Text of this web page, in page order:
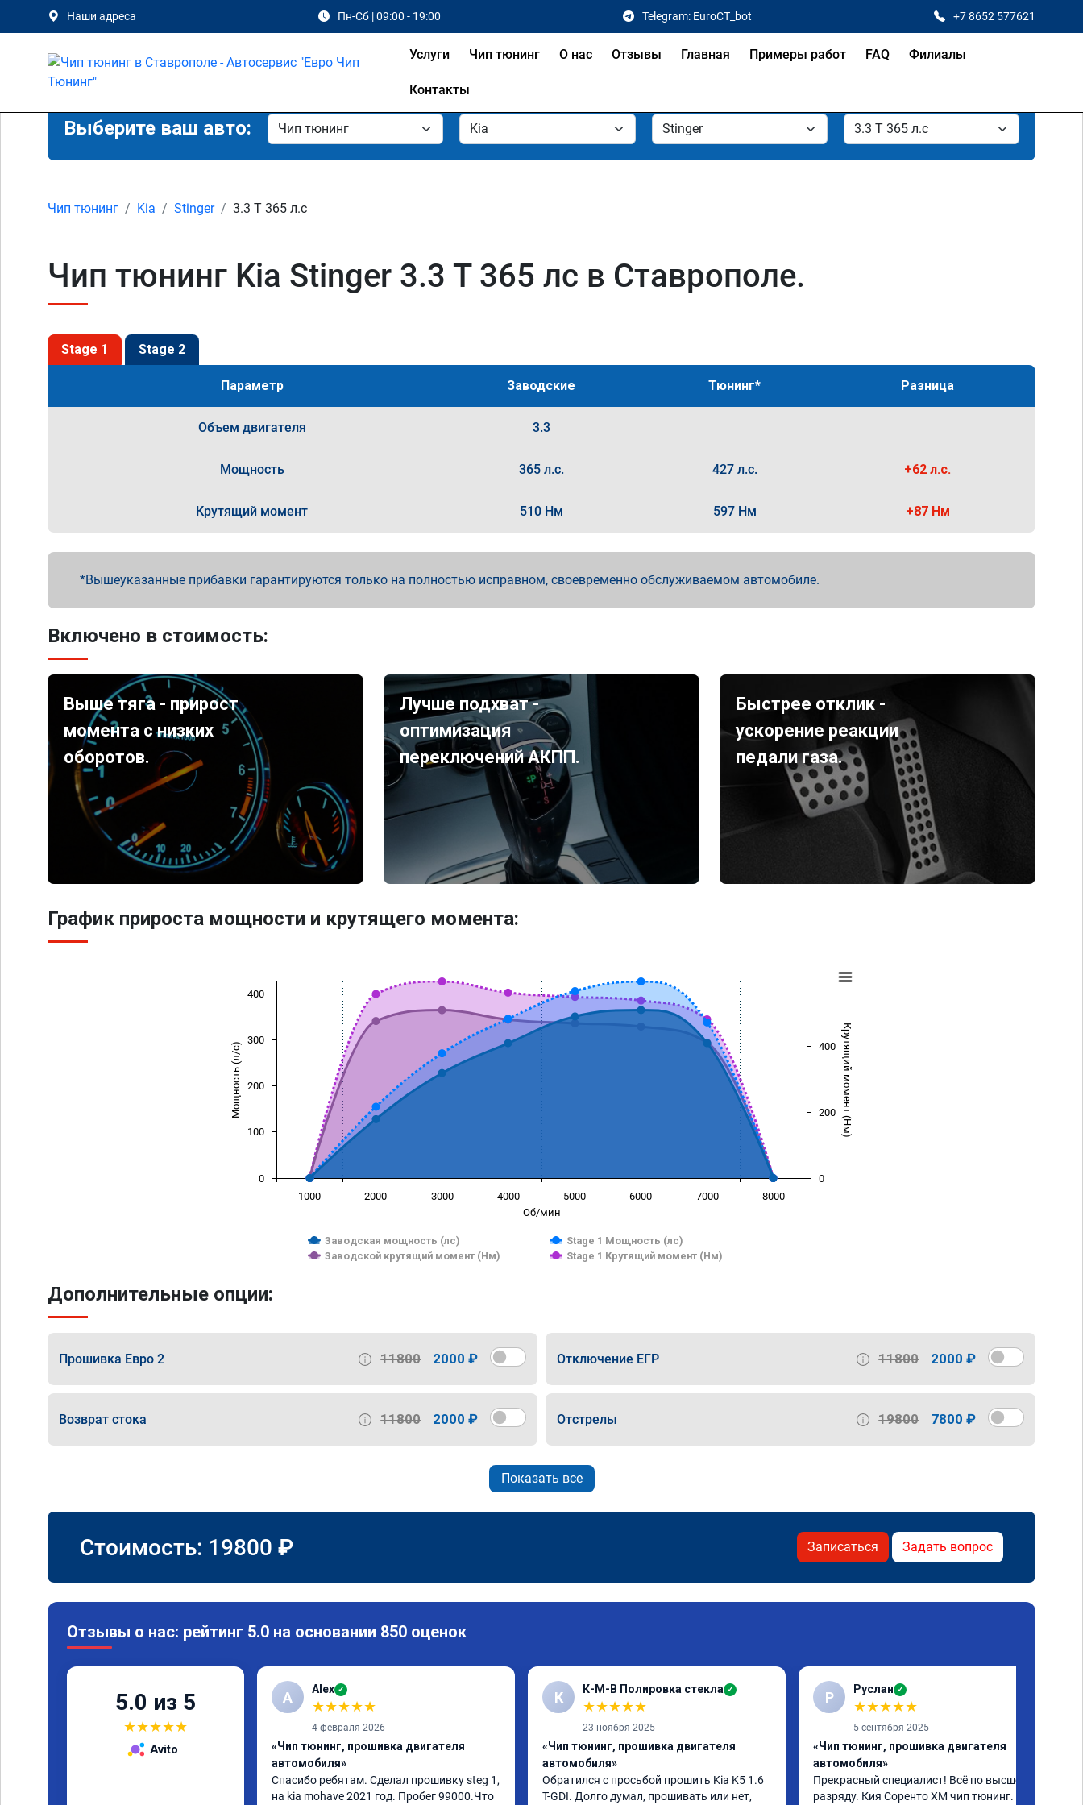
Наши адреса Пн-Сб | 09:00 - 19:00 Telegram: EuroCT_bot +7 8652 577621
Услуги Чип тюнинг О нас Отзывы Главная Примеры работ FAQ Филиалы
Контакты
Выберите ваш авто:
Чип тюнинг Kia Stinger 3.3 T 365 л.с
Чип тюнинг Kia Stinger 3.3 T 365 лс в Ставрополе.
Stage 1 Stage 2
Параметр Заводские Тюнинг* Разница
Объем двигателя 3.3
Мощность 365 л.с. 427 л.с. +62 л.с.
Крутящий момент 510 Нм 597 Нм +87 Нм
Вышеуказанные прибавки гарантируются только на полностью исправном, своевременно обслуживаемом автомобиле.
Включено в стоимость:
Выше тяга - прирост
момента с низких
оборотов.
Лучше подхват -
оптимизация
переключений АКПП.
Быстрее отклик -
ускорение реакции
педали газа.
График прироста мощности и крутящего момента:
Об/мин
Мощность (л/с) Крутящий момент (Нм)
Заводская мощность (лс)
Stage 1 Мощность (лс)
Заводской крутящий момент (Нм)
Stage 1 Крутящий момент (Нм)
1000 2000 3000 4000 5000 6000 7000 8000
0
100
200
300
400
0
200
400
Дополнительные опции:
Прошивка Евро 2 11800 2000 ₽ Отключение ЕГР 11800 2000 ₽
Возврат стока 11800 2000 ₽ Отстрелы 19800 7800 ₽
Показать все
Стоимость: 19800 ₽ Записаться Задать вопрос
Отзывы о нас: рейтинг 5.0 на основании 850 оценок
5.0 из 5
★★★★★
Avito
A Alex ✓
★★★★★
4 февраля 2026
«Чип тюнинг, прошивка двигателя
автомобиля»
Спасибо ребятам. Сделал прошивку steg 1,
на kia mohave 2021 год. Пробег 99000.Что
К К-М-В Полировка стекла ✓
★★★★★
23 ноября 2025
«Чип тюнинг, прошивка двигателя
автомобиля»
Обратился с просьбой прошить Kia K5 1.6
T-GDI. Долго думал, прошивать или нет,
Р Руслан ✓
★★★★★
5 сентября 2025
«Чип тюнинг, прошивка двигателя
автомобиля»
Прекрасный специалист! Всё по высшему
разряду. Кия Соренто XM чип тюнинг.